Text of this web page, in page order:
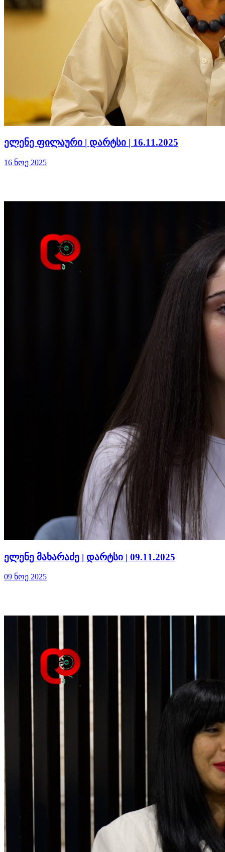
ელენე ფილაური | დარტსი | 16.11.2025
16 ნოე 2025
ელენე მახარაძე | დარტსი | 09.11.2025
09 ნოე 2025